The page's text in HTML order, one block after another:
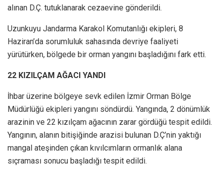
alınan D.Ç. tutuklanarak cezaevine gönderildi.
Uzunkuyu Jandarma Karakol Komutanlığı ekipleri, 8
Haziran’da sorumluluk sahasında devriye faaliyeti
yürütürken, bölgede bir orman yangını başladığını fark etti.
22 KIZILÇAM AĞACI YANDI
İhbar üzerine bölgeye sevk edilen İzmir Orman Bölge
Müdürlüğü ekipleri yangını söndürdü. Yangında, 2 dönümlük
arazinin ve 22 kızılçam ağacının zarar gördüğü tespit edildi.
Yangının, alanın bitişiğinde arazisi bulunan D.Ç’nin yaktığı
mangal ateşinden çıkan kıvılcımların ormanlık alana
sıçraması sonucu başladığı tespit edildi.